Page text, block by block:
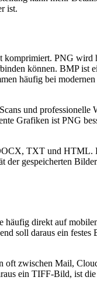
ist.
komprimiert. PNG wird
können. BMP ist
häufig bei modernen
und
Grafiken ist PNG
TXT und HTML.
der gespeicherten
direkt auf
soll daraus ein festes
zwischen Mail,
ein TIFF-Bild, ist